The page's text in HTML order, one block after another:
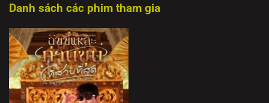
Danh sách các phim tham gia